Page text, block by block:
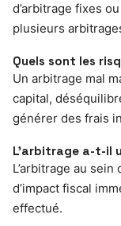
d’arbitrage fixes
plusieurs
Quels sont les
Un arbitrage mal
capital,
générer des frais
L’arbitrage a-t-il
L’arbitrage au sein
d’impact fiscal
effectué.